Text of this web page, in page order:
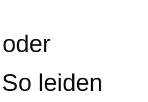
leiden